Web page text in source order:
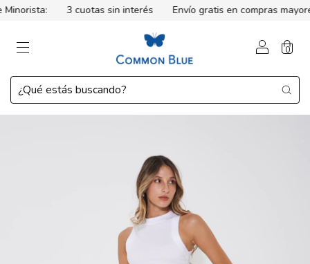
3 cuotas sin interés Envío gratis en compras
0